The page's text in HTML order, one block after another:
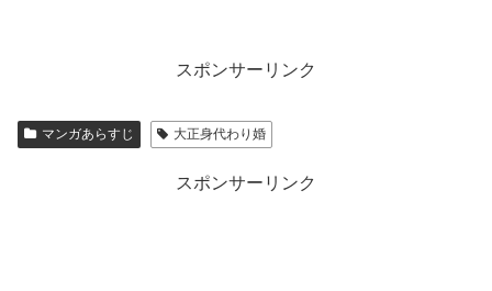
スポンサーリンク
マンガあらすじ 大正身代わり婚
スポンサーリンク